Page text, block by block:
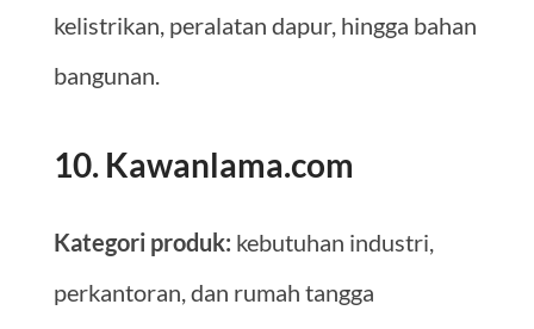
kelistrikan, peralatan dapur, hingga bahan
bangunan.
10. Kawanlama.com
Kategori produk: kebutuhan industri,
perkantoran, dan rumah tangga